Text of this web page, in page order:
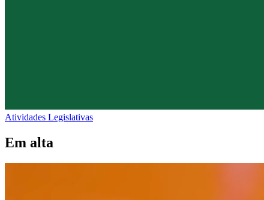
Atividades Legislativas
Em alta